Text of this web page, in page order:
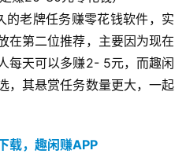
注册
老牌任务赚零花钱软件，实
在第二位推荐，主要因为现在
每天可以多赚2- 5元，而趣闲
，其悬赏任务数量更大，一起
载，趣闲赚APP